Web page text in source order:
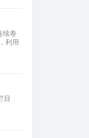
续卷
利用
目